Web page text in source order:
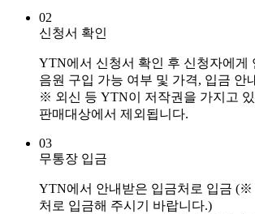
02
신청서 확인
YTN에서 신청서 확인 후 신청자에게
음원 구입 가능 여부 및 가격, 입금 안
※ 외신 등 YTN이 저작권을 가지고
판매대상에서 제외됩니다.
03
무통장 입금
YTN에서 안내받은 입금처로 입금 (※
처로 입금해 주시기 바랍니다.)